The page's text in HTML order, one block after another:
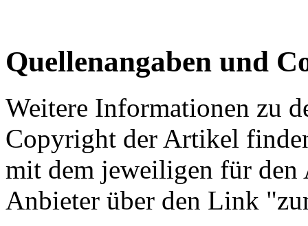
Quellenangaben und
Weitere Informationen zu
Copyright der Artikel
mit dem jeweiligen für
Anbieter über den Link